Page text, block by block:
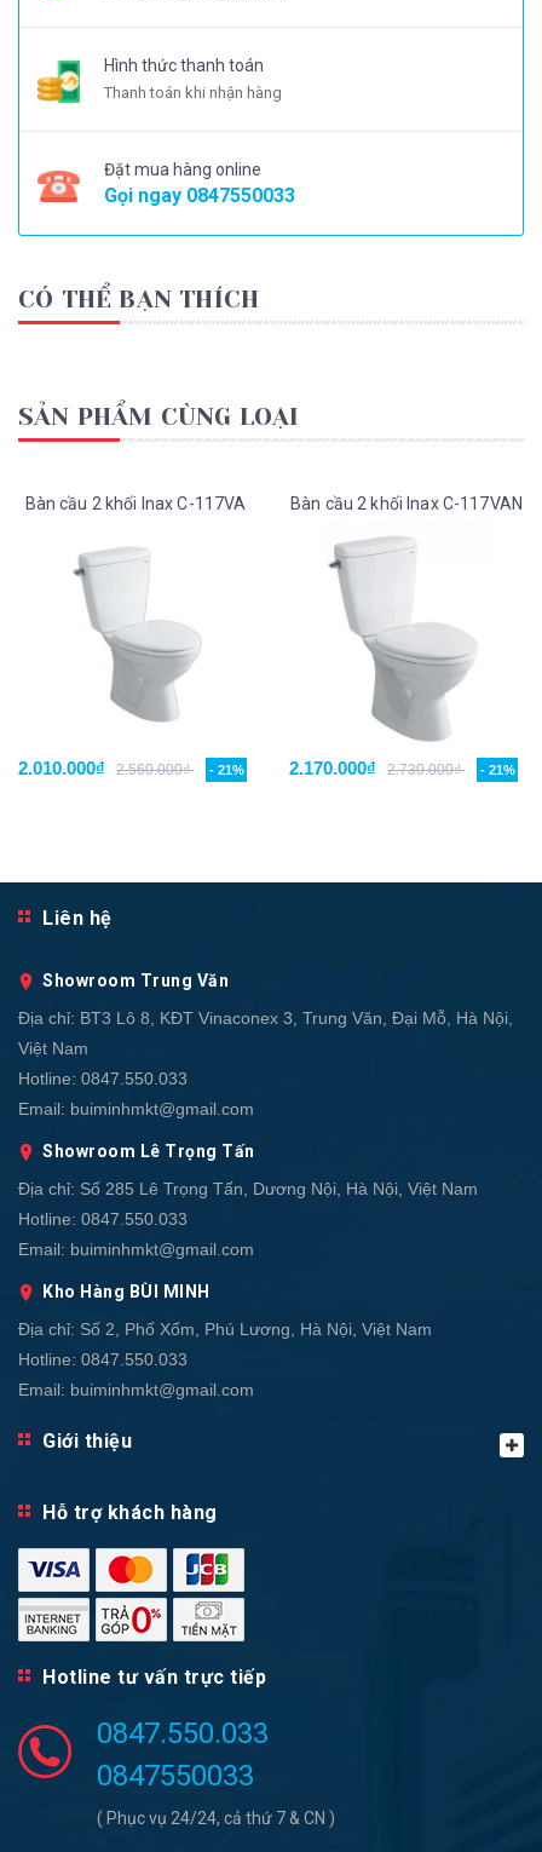
Hình thức thanh toán
Thanh toán khi nhận hàng
Đặt mua hàng online
Gọi ngay 0847550033
CÓ THỂ BẠN THÍCH
SẢN PHẨM CÙNG LOẠI
Bàn cầu 2 khối Inax C-117VA
2.010.000₫ 2.560.000₫ - 21%
Bàn cầu 2 khối Inax C-117VAN
2.170.000₫ 2.730.000₫ - 21%
Liên hệ
Showroom Trung Văn
Địa chỉ: BT3 Lô 8, KĐT Vinaconex 3, Trung Văn, Đại Mỗ, Hà Nội,
Việt Nam
Hotline: 0847.550.033
Email: buiminhmkt@gmail.com
Showroom Lê Trọng Tấn
Địa chỉ: Số 285 Lê Trọng Tấn, Dương Nội, Hà Nội, Việt Nam
Hotline: 0847.550.033
Email: buiminhmkt@gmail.com
Kho Hàng BÙI MINH
Địa chỉ: Số 2, Phố Xốm, Phú Lương, Hà Nội, Việt Nam
Hotline: 0847.550.033
Email: buiminhmkt@gmail.com
Giới thiệu
Hỗ trợ khách hàng
Hotline tư vấn trực tiếp
0847.550.033
0847550033
( Phục vụ 24/24, cả thứ 7 & CN )